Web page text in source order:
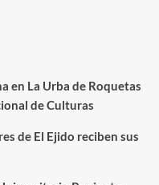
en La Urba de Roquetas
de Culturas
de El Ejido reciben sus